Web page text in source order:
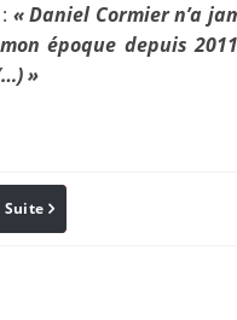
« Daniel Cormier n’a
époque depuis
»
Pinterest
Suite